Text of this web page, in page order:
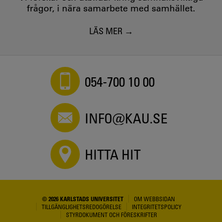
frågor, i nära samarbete med samhället.
LÄS MER
054-700 10 00
INFO@KAU.SE
HITTA HIT
© 2026 KARLSTADS UNIVERSITET
OM WEBBSIDAN
TILLGÄNGLIGHETSREDOGÖRELSE
INTEGRITETSPOLICY
STYRDOKUMENT OCH FÖRESKRIFTER